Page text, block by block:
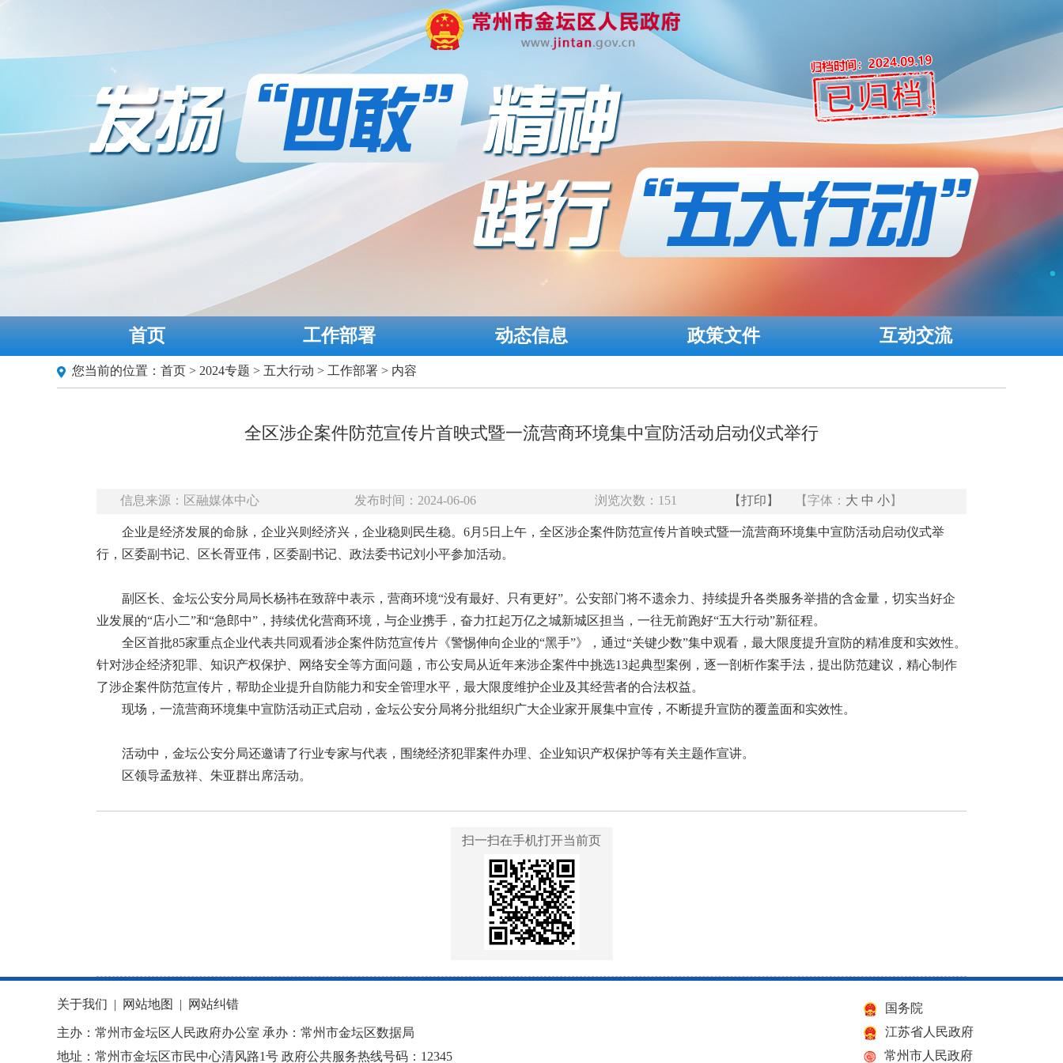
首页 工作部署 动态信息 政策文件 互动交流
您当前的位置： 首页 > 2024专题 > 五大行动 > 工作部署 > 内容
全区涉企案件防范宣传片首映式暨一流营商环境集中宣防活动启动仪式举行
信息来源：区融媒体中心 发布时间：2024-06-06 浏览次数： 151 【打印】 【字体： 大 中 小】
企业是经济发展的命脉，企业兴则经济兴，企业稳则民生稳。6月5日上午，全区涉企案件防范宣传片首映式暨一流营商环境集中宣防活动启动仪式举
行，区委副书记、区长胥亚伟，区委副书记、政法委书记刘小平参加活动。
副区长、金坛公安分局局长杨祎在致辞中表示，营商环境“没有最好、只有更好”。公安部门将不遗余力、持续提升各类服务举措的含金量，切实当好企
业发展的“店小二”和“急郎中”，持续优化营商环境，与企业携手，奋力扛起万亿之城新城区担当，一往无前跑好“五大行动”新征程。
全区首批85家重点企业代表共同观看涉企案件防范宣传片《警惕伸向企业的“黑手”》，通过“关键少数”集中观看，最大限度提升宣防的精准度和实效性。
针对涉企经济犯罪、知识产权保护、网络安全等方面问题，市公安局从近年来涉企案件中挑选13起典型案例，逐一剖析作案手法，提出防范建议，精心制作
了涉企案件防范宣传片，帮助企业提升自防能力和安全管理水平，最大限度维护企业及其经营者的合法权益。
现场，一流营商环境集中宣防活动正式启动，金坛公安分局将分批组织广大企业家开展集中宣传，不断提升宣防的覆盖面和实效性。
活动中，金坛公安分局还邀请了行业专家与代表，围绕经济犯罪案件办理、企业知识产权保护等有关主题作宣讲。
区领导孟敖祥、朱亚群出席活动。
扫一扫在手机打开当前页
关于我们 | 网站地图 | 网站纠错
主办：常州市金坛区人民政府办公室 承办：常州市金坛区数据局
地址：常州市金坛区市民中心清风路1号 政府公共服务热线号码：12345
国务院
江苏省人民政府
常州市人民政府